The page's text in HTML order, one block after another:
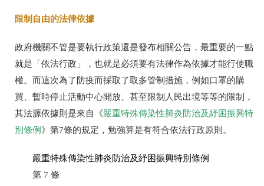
限制自由的法律依據
政府機關不管是要執行政策還是發布相關公告，最重要的一點
就是「依法行政」，也就是必須要有法律作為依據才能行使職
權。而這次為了防疫而採取了取多管制措施，例如口罩的購
買、暫時停止活動中心開放、甚至限制人民出境等等的限制，
其法源依據則是來自《嚴重特殊傳染性肺炎防治及紓困振興特
別條例 》第7條的規定，勉強算是有符合依法行政原則。
嚴重特殊傳染性肺炎防治及紓困振興特別條例
第 7 條